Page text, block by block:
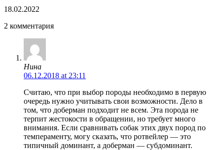
18.02.2022
2 комментария
Нина
06.12.2018 at 23:11
Считаю, что при выбор породы необходимо в первую
очередь нужно учитывать свои возможности. Дело в
том, что доберман подходит не всем. Эта порода не
терпит жестокости в обращении, но требует много
внимания. Если сравнивать собак этих двух пород по
темпераменту, могу сказать, что ротвейлер — это
типичный доминант, а доберман — субдоминант.